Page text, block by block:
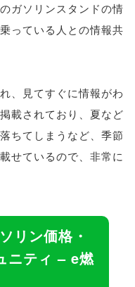
ガソリンスタンドの情
っている人との情報共
、見てすぐに情報がわ
載されており、夏など
ちてしまうなど、季節
せているので、非常に
リン価格・
ニティ – e燃